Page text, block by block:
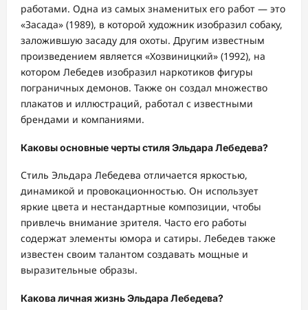
работами. Одна из самых знаменитых его работ — это
«Засада» (1989), в которой художник изобразил собаку,
заложившую засаду для охоты. Другим известным
произведением является «Хозвиницкий» (1992), на
котором Лебедев изобразил наркотиков фигуры
пограничных демонов. Также он создал множество
плакатов и иллюстраций, работал с известными
брендами и компаниями.
Каковы основные черты стиля Эльдара Лебедева?
Стиль Эльдара Лебедева отличается яркостью,
динамикой и провокационностью. Он использует
яркие цвета и нестандартные композиции, чтобы
привлечь внимание зрителя. Часто его работы
содержат элементы юмора и сатиры. Лебедев также
известен своим талантом создавать мощные и
выразительные образы.
Какова личная жизнь Эльдара Лебедева?